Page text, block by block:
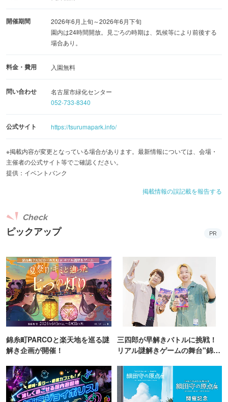
開催期間
2026年6月上旬～2026年6月下旬
園内は24時間開放。見ごろの時期は、気候等により前後する
場合あり。
料金・費用 入園無料
問い合わせ
名古屋市緑化センター
052-733-8340
公式サイト https://tsurumapark.info/
※掲載内容が変更となっている場合があります。最新情報については、会場・
主催者の公式サイト等でご確認ください。
提供：イベントバンク
掲載情報の誤記載を報告する
ピックアップ
Check
PR
錦糸町PARCOと楽天地を巡る謎
解き企画が開催！
三四郎が早解きバトルに挑戦！
リアル謎解きゲームの舞台"錦糸